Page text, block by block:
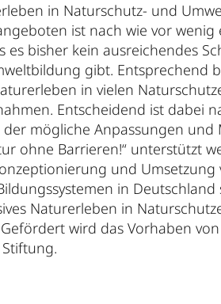
in Naturschutz- und
ist nach wie vor wenig
es bisher kein ausreichendes
gibt. Entsprechend
in vielen
Entscheidend ist dabei
mögliche Anpassungen
ohne Barrieren!“ unterstützt
und
in Deutschland
Naturerleben in
wird das Vorhaben